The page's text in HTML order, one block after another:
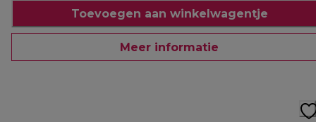
Toevoegen aan winkelwagentje
Meer informatie